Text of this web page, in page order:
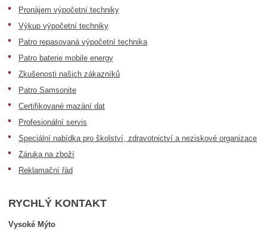
Pronájem výpočetní techniky
Výkup výpočetní techniky
Patro repasovaná výpočetní technika
Patro baterie mobile energy
Zkušenosti našich zákazníků
Patro Samsonite
Certifikované mazání dat
Profesionální servis
Speciální nabídka pro školství, zdravotnictví a neziskové organizace
Záruka na zboží
Reklamační řád
RYCHLÝ KONTAKT
Vysoké Mýto